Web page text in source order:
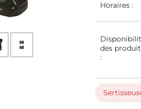
Horaires :
des
: